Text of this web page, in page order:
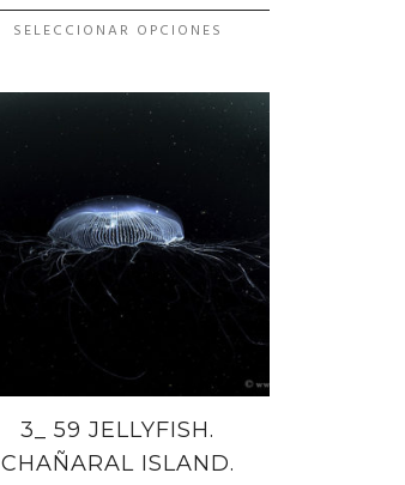
SELECCIONAR OPCIONES
3_ 59 JELLYFISH.
CHAÑARAL ISLAND.